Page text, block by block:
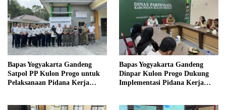
Bapas Yogyakarta Gandeng
Satpol PP Kulon Progo untuk
Pelaksanaan Pidana Kerja
Bapas Yogyakarta Gandeng
Dinpar Kulon Progo Dukung
Implementasi Pidana Kerja